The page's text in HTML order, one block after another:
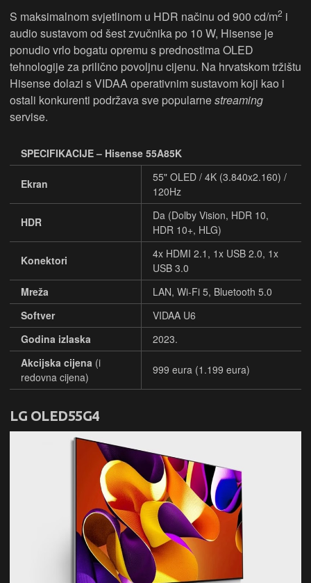
S maksimalnom svjetlinom u HDR načinu od 900 cd/m2 i
audio sustavom od šest zvučnika po 10 W, Hisense je
ponudio vrlo bogatu opremu s prednostima OLED
tehnologije za prilično povoljnu cijenu. Na hrvatskom tržištu
Hisense dolazi s VIDAA operativnim sustavom koji kao i
ostali konkurenti podržava sve popularnestreaming
servise.
SPECIFIKACIJE – Hisense 55A85K
Ekran
55" OLED / 4K (3.840x2.160) /
120Hz
HDR
Da (Dolby Vision, HDR 10,
HDR 10+, HLG)
Konektori
4x HDMI 2.1, 1x USB 2.0, 1x
USB 3.0
Mreža
LAN, Wi-Fi 5, Bluetooth 5.0
Softver
VIDAA U6
Godina izlaska
2023.
Akcijska cijena (i
redovna cijena)
999 eura (1.199 eura)
LG OLED55G4